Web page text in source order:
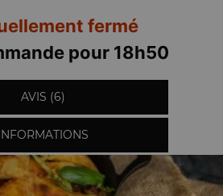
fermé
pour 18h50
AVIS (6)